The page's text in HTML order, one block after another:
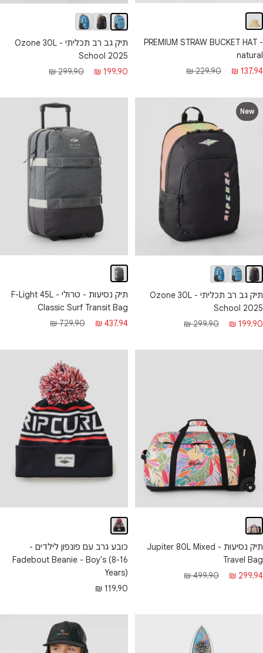
PREMIUM STRAW BUCKET HAT -
natural
מחיר מבצע
137.94 ₪ מחיר רגיל
229.90 ₪
תיק גב רב תכליתי - Ozone 30L
School 2025
מחיר מבצע
199.90 ₪ מחיר רגיל
299.90 ₪
New
תיק גב רב תכליתי - Ozone 30L
School 2025
מחיר מבצע
199.90 ₪ מחיר רגיל
299.90 ₪
תיק נסיעות - טרולי - F-Light 45L
Classic Surf Transit Bag
מחיר מבצע
437.94 ₪ מחיר רגיל
729.90 ₪
תיק נסיעות - Jupiter 80L Mixed
Travel Bag
מחיר מבצע
299.94 ₪ מחיר רגיל
499.90 ₪
כובע גרב עם פונפון לילדים -
Fadebout Beanie - Boy's (8-16
Years)
מחיר מבצע
119.90 ₪